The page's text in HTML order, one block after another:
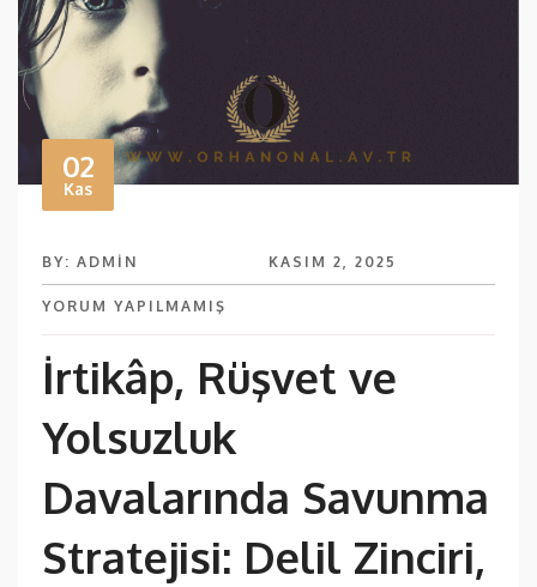
02
Kas
BY: ADMIN KASIM 2, 2025
YORUM YAPILMAMIŞ
İrtikâp, Rüşvet ve
Yolsuzluk
Davalarında Savunma
Stratejisi: Delil Zinciri,